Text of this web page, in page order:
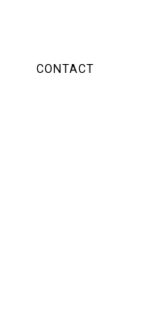
CONTACT